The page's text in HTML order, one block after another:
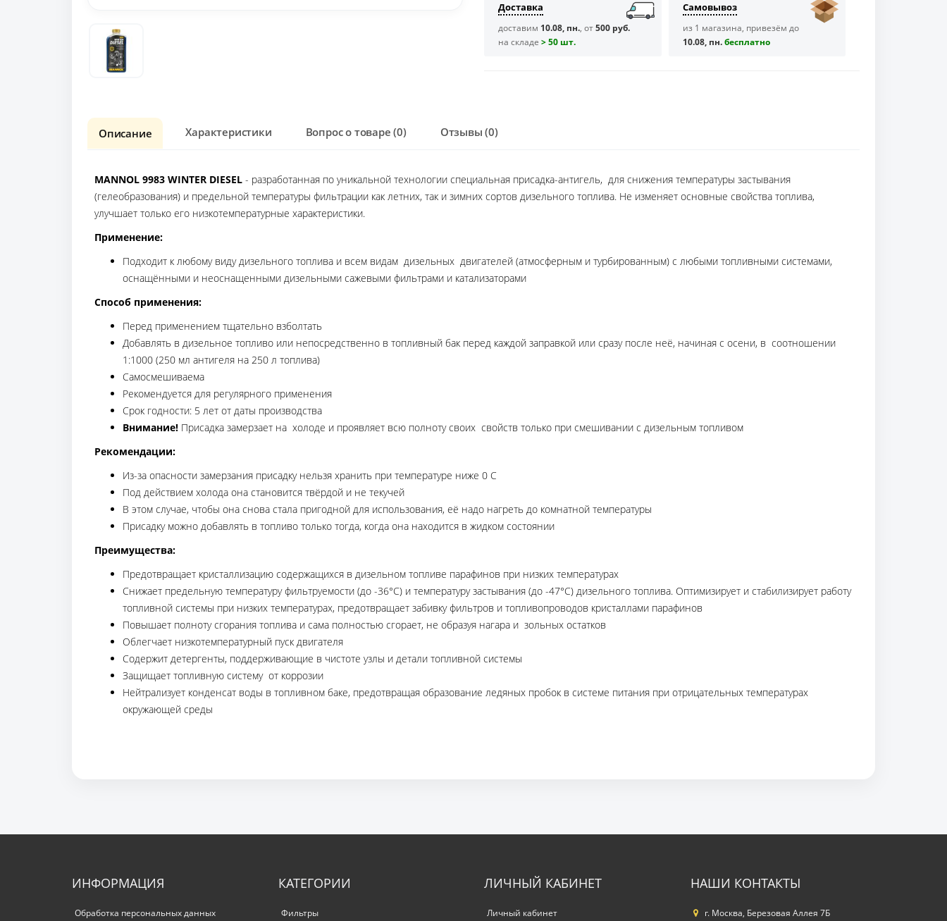
Доставка
доставим 10.08, пн., от500 руб.
на складе > 50 шт.
Самовывоз
из 1 магазина, привезём до
10.08, пн.бесплaтно
Описание Характеристики Вопрос о товаре (0) Отзывы (0)
MANNOL 9983 WINTER DIESEL - разработанная по уникальной технологии специальная присадка-антигель, для снижения температуры застывания
(гелеобразования) и предельной температуры фильтрации как летних, так и зимних сортов дизельного топлива. Не изменяет основные свойства топлива,
улучшает только его низкотемпературные характеристики.
Применение:
Подходит к любому виду дизельного топлива и всем видам дизельных двигателей (атмосферным и турбированным) с любыми топливными системами,
оснащёнными и неоснащенными дизельными сажевыми фильтрами и катализаторами
Способ применения:
Перед применением тщательно взболтать
Добавлять в дизельное топливо или непосредственно в топливный бак перед каждой заправкой или сразу после неё, начиная с осени, в соотношении
1:1000 (250 мл антигеля на 250 л топлива)
Самосмешиваема
Рекомендуется для регулярного применения
Срок годности: 5 лет от даты производства
Внимание! Присадка замерзает на холоде и проявляет всю полноту своих свойств только при смешивании с дизельным топливом
Рекомендации:
Из-за опасности замерзания присадку нельзя хранить при температуре ниже 0 С
Под действием холода она становится твёрдой и не текучей
В этом случае, чтобы она снова стала пригодной для использования, её надо нагреть до комнатной температуры
Присадку можно добавлять в топливо только тогда, когда она находится в жидком состоянии
Преимущества:
Предотвращает кристаллизацию содержащихся в дизельном топливе парафинов при низких температурах
Снижает предельную температуру фильтруемости (до -36°C) и температуру застывания (до -47°C) дизельного топлива. Оптимизирует и стабилизирует работу
топливной системы при низких температурах, предотвращает забивку фильтров и топливопроводов кристаллами парафинов
Повышает полноту сгорания топлива и сама полностью сгорает, не образуя нагара и зольных остатков
Облегчает низкотемпературный пуск двигателя
Содержит детергенты, поддерживающие в чистоте узлы и детали топливной системы
Защищает топливную систему от коррозии
Нейтрализует конденсат воды в топливном баке, предотвращая образование ледяных пробок в системе питания при отрицательных температурах
окружающей среды
ИНФОРМАЦИЯ
Обработка персональных данных
КАТЕГОРИИ
Фильтры
ЛИЧНЫЙ КАБИНЕТ
Личный кабинет
НАШИ КОНТАКТЫ
г. Москва, Березовая Аллея 7Б